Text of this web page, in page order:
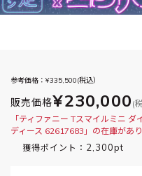
参考価格：¥335,500(税込）
販売価格¥230,000 (
「ティファニー Tスマイルミニ
ディース 62617683」の在庫があり
獲得ポイント： 2,300pt